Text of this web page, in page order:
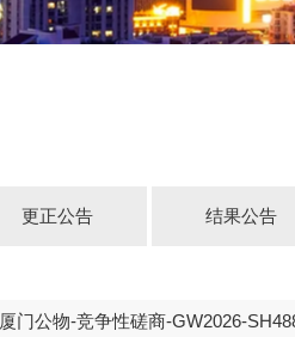
更正公告 结果公告
厦门公物-竞争性磋商-GW2026-